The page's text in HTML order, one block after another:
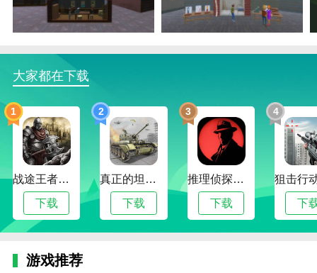
4、参加挑战和比赛，展示绘画技巧，获奖，提高
创作水平！
艺术家绘画模拟器手机版亮点
1、有很多绘画工具可供选择:画笔、调色刀、空心
2、自由装扮自己的工作室，购买家具和装饰品。
3、在游戏中绘画，就像在现实世界中绘画一样，
让你亲身体验每一幅画。
4、把这幅画曝光，看看评论家们怎么看。
艺术家绘画模拟器手机版评测
验，满足玩家的艺术创作欲望，享受体验。自由创作和
大家都在下载
1
战途王者最新版
下载
2
真正的坦克大战
下载
3
推理侦探社2024版
下载
4
下
游戏推荐